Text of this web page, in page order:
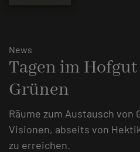
News
Tagen im
Grünen
Räume zum Austausch von
Visionen, abseits von
zu erreichen.